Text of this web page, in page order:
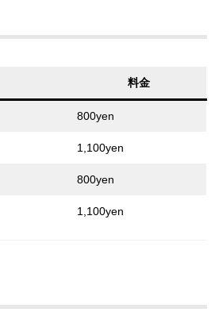
料金
800yen
1,100yen
800yen
1,100yen